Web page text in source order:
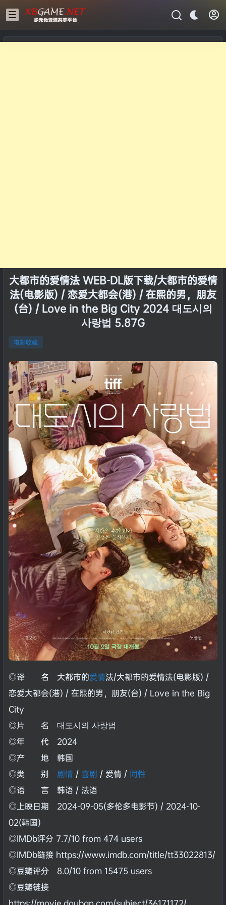
大都市的爱情法 WEB-DL版下载/大都市的爱情
法(电影版) / 恋爱大都会(港) / 在熙的男，朋友
(台) / Love in the Big City 2024 대도시의
사랑법 5.87G
电影收藏
◎译 名 大都市的爱情法/大都市的爱情法(电影版) /
恋爱大都会(港) / 在熙的男，朋友(台) / Love in the Big
City
◎片 名 대도시의 사랑법
◎年 代 2024
◎产 地 韩国
◎类 别 剧情 / 喜剧 / 爱情 / 同性
◎语 言 韩语 / 法语
◎上映日期 2024-09-05(多伦多电影节) / 2024-10-
02(韩国)
◎IMDb评分 7.7/10 from 474 users
◎IMDb链接 https://www.imdb.com/title/tt33022813/
◎豆瓣评分 8.0/10 from 15475 users
◎豆瓣链接